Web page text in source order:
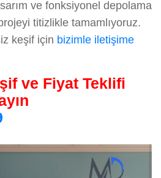
ve fonksiyonel depolama
titizlikle tamamlıyoruz.
keşif için bizimle iletişime
ve Fiyat Teklifi